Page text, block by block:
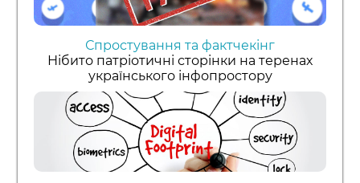
Спростування та фактчекінг
Нібито патріотичні сторінки на теренах
українського інфопростору